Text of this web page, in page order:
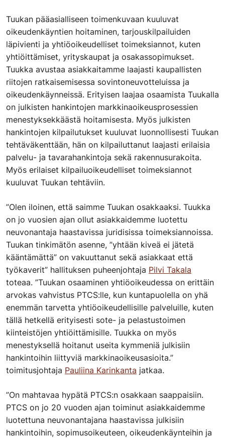
Tuukan pääasialliseen toimenkuvaan kuuluvat
oikeudenkäyntien hoitaminen, tarjouskilpailuiden
läpivienti ja yhtiöoikeudelliset toimeksiannot, kuten
yhtiöittämiset, yrityskaupat ja osakassopimukset.
Tuukka avustaa asiakkaitamme laajasti kaupallisten
riitojen ratkaisemisessa sovintoneuvotteluissa ja
oikeudenkäynneissä. Erityisen laajaa osaamista Tuukalla
on julkisten hankintojen markkinaoikeusprosessien
menestyksekkäästä hoitamisesta. Myös julkisten
hankintojen kilpailutukset kuuluvat luonnollisesti Tuukan
tehtäväkenttään, hän on kilpailuttanut laajasti erilaisia
palvelu- ja tavarahankintoja sekä rakennusurakoita.
Myös erilaiset kilpailuoikeudelliset toimeksiannot
kuuluvat Tuukan tehtäviin.
”Olen iloinen, että saimme Tuukan osakkaaksi. Tuukka
on jo vuosien ajan ollut asiakkaidemme luotettu
neuvonantaja haastavissa juridisissa toimeksiannoissa.
Tuukan tinkimätön asenne, ”yhtään kiveä ei jätetä
kääntämättä” on vakuuttanut sekä asiakkaat että
työkaverit” hallituksen puheenjohtaja Pilvi Takala
toteaa. ”Tuukan osaaminen yhtiöoikeudessa on erittäin
arvokas vahvistus PTCS:lle, kun kuntapuolella on yhä
enemmän tarvetta yhtiöoikeudellisille palveluille, kuten
tällä hetkellä erityisesti sote- ja pelastustoimen
kiinteistöjen yhtiöittämisille. Tuukka on myös
menestyksellä hoitanut useita kymmeniä julkisiin
hankintoihin liittyviä markkinaoikeusasioita.”
toimitusjohtaja Pauliina Karinkanta jatkaa.
”On mahtavaa hypätä PTCS:n osakkaan saappaisiin.
PTCS on jo 20 vuoden ajan toiminut asiakkaidemme
luotettuna neuvonantajana haastavissa julkisiin
hankintoihin, sopimusoikeuteen, oikeudenkäynteihin ja